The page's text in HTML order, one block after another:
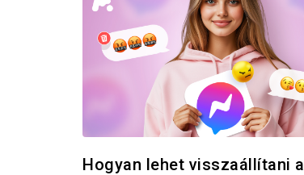
Hogyan lehet visszaállítani a